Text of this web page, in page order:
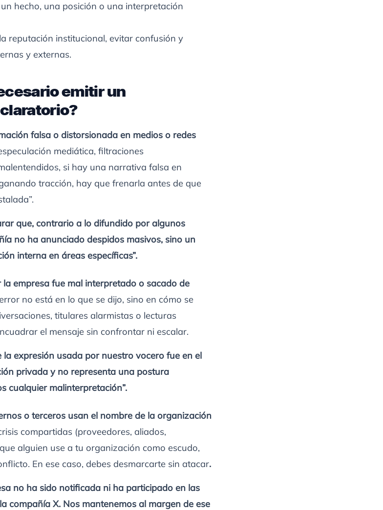
hecho, una posición o una interpretación
reputación institucional, evitar confusión y
y externas.
emitir un
falsa o distorsionada en medios o redes
mediática, filtraciones
si hay una narrativa falsa en
tracción, hay que frenarla antes de que
que, contrario a lo difundido por algunos
no ha anunciado despidos masivos, sino un
interna en áreas específicas”.
empresa fue mal interpretado o sacado de
no está en lo que se dijo, sino en cómo se
titulares alarmistas o lecturas
el mensaje sin confrontar ni escalar.
expresión usada por nuestro vocero fue en el
privada y no representa una postura
cualquier malinterpretación”.
o terceros usan el nombre de la organización
compartidas (proveedores, aliados,
alguien use a tu organización como escudo,
En ese caso, debes desmarcarte sin atacar.
no ha sido notificada ni ha participado en las
compañía X. Nos mantenemos al margen de ese